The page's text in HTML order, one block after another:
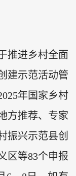
推进乡村全面
建示范活动管
年国家乡村
方推荐、专家
振兴示范县创
区等83个申报